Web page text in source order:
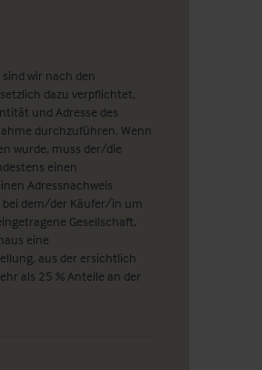
wir nach den
dazu verpflichtet,
und Adresse des
durchzuführen. Wenn
wurde, muss der/die
einen
Adressnachweis
bei dem/der Käufer/in um
Gesellschaft,
eine
aus der ersichtlich
als 25 % Anteile an der